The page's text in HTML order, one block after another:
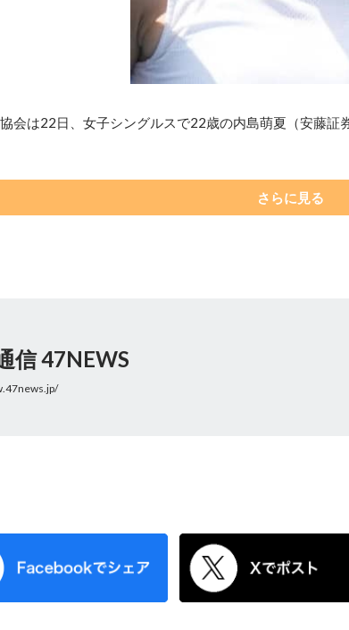
会は22日、女子シングルスで22歳の内島萌夏（安藤
さらに見る
信 47NEWS